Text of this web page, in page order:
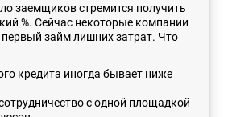
заемщиков стремится получить
%. Сейчас некоторые компании
первый займ лишних затрат. Что
кредита иногда бывает ниже
с одной площадкой